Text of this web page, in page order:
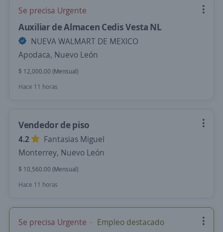
Se precisa Urgente
Auxiliar de Almacen Cedis Vesta NL
NUEVA WALMART DE MEXICO
Apodaca, Nuevo León
$ 12,000.00 (Mensual)
Hace 11 horas
Vendedor de piso
4.2
Fantasias Miguel
Monterrey, Nuevo León
$ 10,560.00 (Mensual)
Hace 11 horas
Se precisa Urgente Empleo destacado